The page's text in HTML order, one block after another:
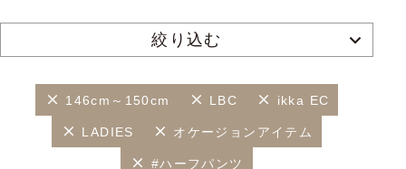
絞り込む
146cm～150cm LBC ikka EC
LADIES オケージョンアイテム
#ハーフパンツ